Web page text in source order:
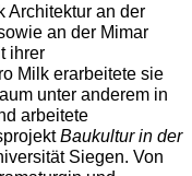
Architektur an der
an der Mimar
ihrer
Milk erarbeitete sie
unter anderem in
arbeitete
Baukultur in der
Siegen. Von